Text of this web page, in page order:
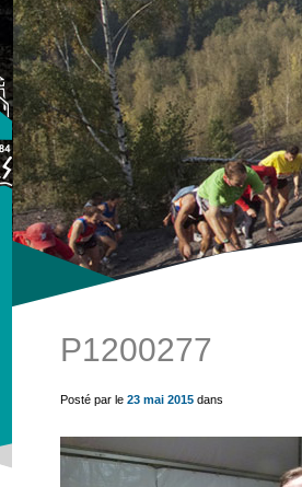
'thumb', true) ?>
P1200277
Posté par le 23 mai 2015 dans